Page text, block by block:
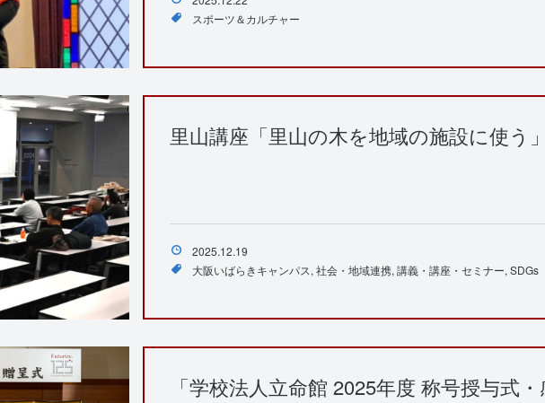
スポーツ＆カルチャー
里山講座「里山の木を地域の施設に使う
2025.12.19
大阪いばらきキャンパス 社会・地域連携 講義・講座・セミナー SDGs
「学校法人立命館 2025年度 称号授与式